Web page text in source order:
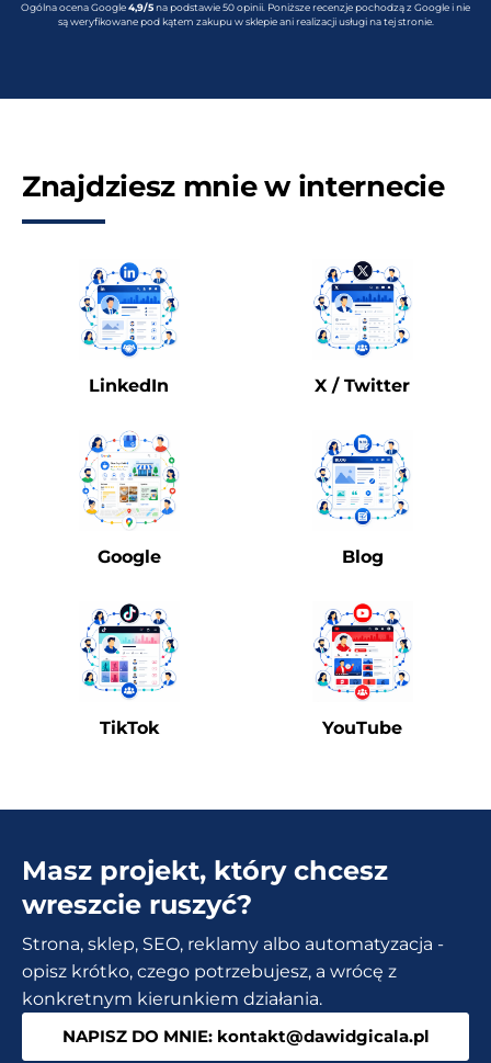
Ogólna ocena Google4,9/5na podstawie 50 opinii. Poniższe recenzje pochodzą z Google i nie
są weryfikowane pod kątem zakupu w sklepie ani realizacji usługi na tej stronie.
Znajdziesz mnie w internecie
LinkedIn X / Twitter
Google Blog
TikTok YouTube
Masz projekt, który chcesz
wreszcie ruszyć?
Strona, sklep, SEO, reklamy albo automatyzacja -
opisz krótko, czego potrzebujesz, a wrócę z
konkretnym kierunkiem działania.
NAPISZ DO MNIE: kontakt@dawidgicala.pl